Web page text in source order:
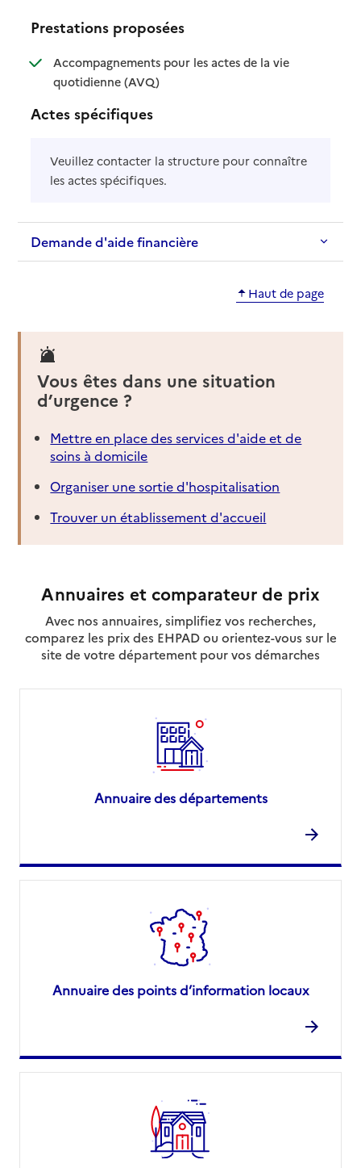
Prestations proposées
Accompagnements pour les actes de la vie
quotidienne (AVQ): disponible
: non disponible
Actes spécifiques
Veuillez contacter la structure pour connaître
les actes spécifiques.
Demande d'aide financière
Haut de page
Vous êtes dans une situation
d’urgence ?
Mettre en place des services d'aide et de
soins à domicile
Organiser une sortie d'hospitalisation
Trouver un établissement d'accueil
Annuaires et comparateur de prix
Avec nos annuaires, simplifiez vos recherches,
comparez les prix des EHPAD ou orientez-vous sur le
site de votre département pour vos démarches
Annuaire des départements
Annuaire des points d’information locaux